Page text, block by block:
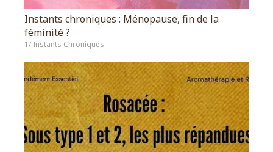
Instants chroniques : Ménopause, fin de la
féminité ?
1/ Instants Chroniques